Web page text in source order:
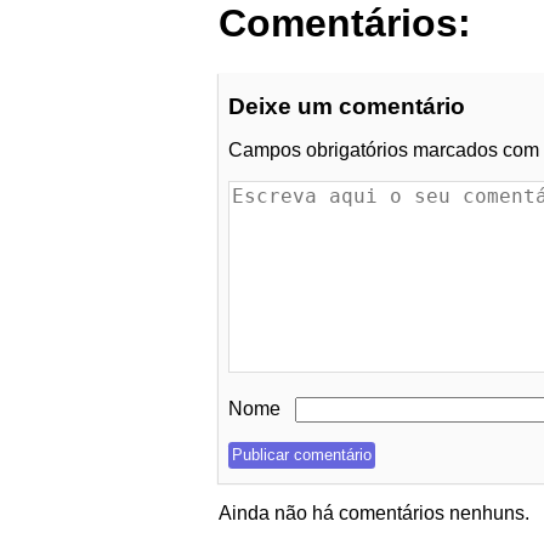
Comentários:
Deixe um comentário
Campos obrigatórios marcados com
Nome
Ainda não há comentários nenhuns.